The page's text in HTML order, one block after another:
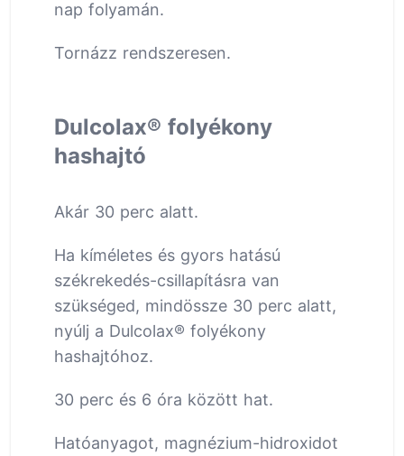
nap folyamán.
Tornázz rendszeresen.
Dulcolax® folyékony
hashajtó
Akár 30 perc alatt.
Ha kíméletes és gyors hatású
székrekedés-csillapításra van
szükséged, mindössze 30 perc alatt,
nyúlj a Dulcolax® folyékony
hashajtóhoz.
30 perc és 6 óra között hat.
Hatóanyagot, magnézium-hidroxidot